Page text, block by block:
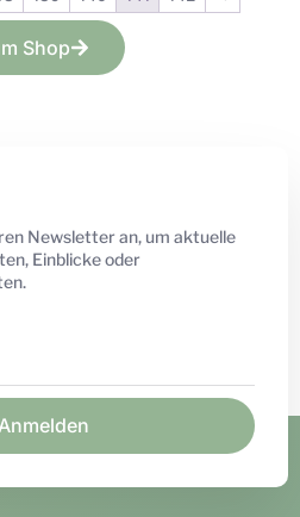
Shop
Newsletter an, um aktuelle
Einblicke oder